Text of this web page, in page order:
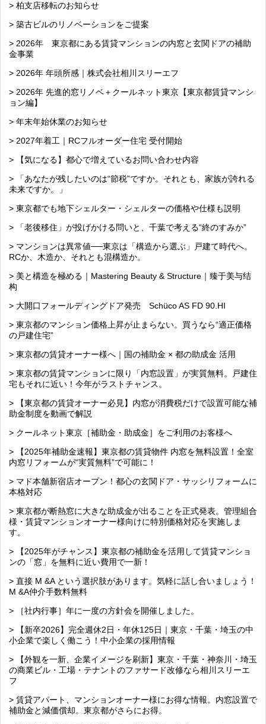
> 柏支店移転のお知らせ
> 築古ビルのリノベーションをご提案
> 2026年 東京都にある賃貸マンションの内窓と玄関ドアの補助
金事業
> 2026年 年頭所感｜株式会社相川スリーエフ
> 2026年 先進的窓リノベ＋クールネット東京【東京都賃貸マンシ
ョン編】
> 年末年始休業のお知らせ
> 2027年着工｜RCフルオーダー住宅 受付開始
> 【気になる】都心で増えているお問い合わせ内容
> 「あなたが残したいのは“節税”ですか。それとも、家族が誇れる
未来ですか。」
> 東京都でも地下シェルター・シェルターの価格や仕様も説明
> 「老後移住」が投げかける問いと、千葉で考える“終のすみか”
> マンションは異常値──東京は「構造から選ぶ」戸建て時代へ。
RCか、木造か、それとも混構造か。
> 美と構造を極める｜Mastering Beauty & Structure｜臻于美与结
构
> 大開口フォールディングドア発売 Schüco AS FD 90.HI
> 東京都のマンション価格上昇が止まらない。買うなら“適正価格
の戸建住宅”
> 東京都の賃貸オーナー様へ｜国の補助金 × 都の助成金 活用
> 東京都の賃貸マンションに限り「内窓設置」が実質無料。戸建住
宅もそれに近い！今年がラストチャンス。
> 【東京都の賃貸オーナー必見】内窓が消費税だけで設置可能な補
助金制度を動画で解説
> クールネット東京［補助金・助成金］をご利用のお客様へ
> 【2025年補助金速報】東京都の賃貸物件 内窓を無料設置！全室
内窓リフォームが“実質無料”で可能に！
> マド本舗新宿店オープン！都心の玄関ドア・サッシリフォームに
本格対応
> 東京都が断熱窓に大きな助成金が出ることを正式発表。管理組合
様・賃貸マンションオーナー様向けに特別価格対応を実施しま
す。
> 【2025年がチャンス】東京都の補助金を活用して賃貸マンショ
ンの「窓」を無料に近い費用で一新！
> 直接 M &A という選択肢があります。気軽に話し合いましょう！
M &A仲介手数料無料
> ［社内行事］年に一度の方針会を開催しました。
> 【新卒2026】完全週休2日・年休125日｜東京・千葉・埼玉の中
小企業で楽しく働こう！中小企業の採用情報
> 【外観を一新、企業イメージを刷新】東京・千葉・神奈川・埼玉
の商業ビル・工場・テナントのファサード改修なら相川スリーエ
フ
> 賃貸アパート、マンションオーナー様にお得な情報。内窓設置で
補助金と減価償却。東京都がさらにお得。